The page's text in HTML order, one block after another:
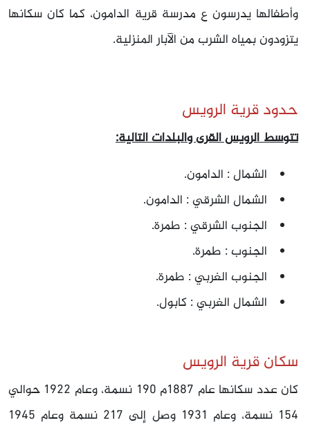
وأطفالها يدرسون ع مدرسة قرية الدامون، كما كان سكانها
يتزودون بمياه الشرب من الآبار المنزلية.
حدود قرية الرويس
تتوسط الرويس القرى والبلدات التالية:
الشمال : الدامون.
الشمال الشرقي : الدامون.
الجنوب الشرقي : طمرة.
الجنوب : طمرة.
الجنوب الغربي : طمرة.
الشمال الغربي : كابول.
سكان قرية الرويس
كان عدد سكانها عام 1887م 190 نسمة، وعام 1922 حوالي
154 نسمة، وعام 1931 وصل إلى 217 نسمة وعام 1945